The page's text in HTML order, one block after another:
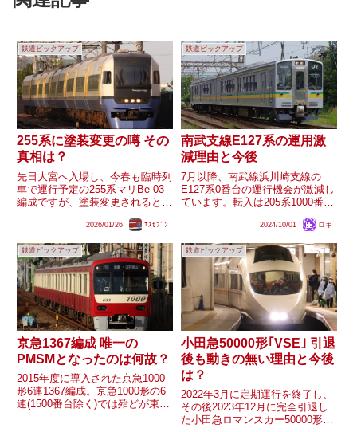
鉄道ピックアップ
255系に塗装変更の噂 その
真相は？
先日大宮へ入場し、今春も臨時列
車で運行予定の255系マリBe-03
編成ですが、塗装変更されるとい
不明ですが、その真相はどのよう
るのならどのようなカラーになる
のか気になるところです。
2026/01/26 ｴｽｾﾌﾞﾝ
鉄道ピックアップ
南武支線E127系の運用激
減理由と今後
7月以降、南武線浜川崎支線の
E127系0番台の運行機会が激減し
ています。転入は205系1000番台
はずですが、7月末からは離脱し
れ以降のE127系の運用は月に一
度程度しか目撃されな...
2024/10/01 ロキ
鉄道ピックアップ
京急1367編成 唯一の
PMSMとなったのは何故？
2015年度に導入された京急1000
形6連1367編成。京急1000形の6
連(1500番台除く)では殆どが東洋
鉄道ピックアップ
小田急50000形｢VSE｣ 引退
後も動きの無い理由と今後
は？
2022年3月に定期運行を終了し、
その後2023年12月に完全引退し
た小田急ロマンスカー50000形